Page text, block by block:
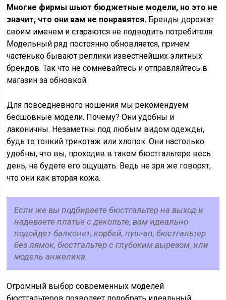
Многие фирмы шьют бюджетные модели, но это не
значит, что они вам не понравятся. Бренды дорожат
своим именем и стараются не подводить потребителя.
Модельный ряд постоянно обновляется, причем
частенько бывают реплики известнейших элитных
брендов. Так что не сомневайтесь и отправляйтесь в
магазин за обновкой.
Для повседневного ношения мы рекомендуем
бесшовные модели. Почему? Они удобны и
лаконичны. Незаметны под любым видом одежды,
будь то тонкий трикотаж или хлопок. Они настолько
удобны, что вы, проходив в таком бюстгальтере весь
день, не будете его ощущать. Ведь не зря же говорят,
что они как вторая кожа.
Если же вы подбираете бюстгальтер на выход и
надеваете платье с декольте, вам идеально
подойдет балконет, корбей, пуш-ап, бюстгальтер
без лямок, бюстгальтер с глубоким вырезом, или
модель анжелика.
Огромный выбор современных моделей